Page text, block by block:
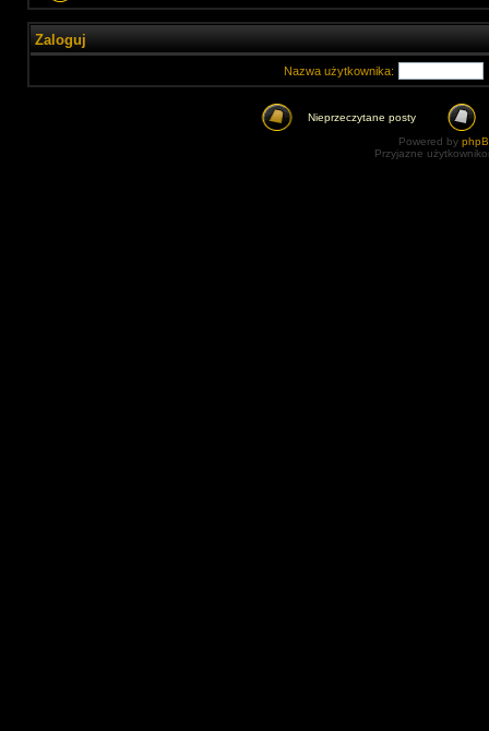
Zaloguj
Nazwa użytkownika:
Nieprzeczytane posty
Powered by
Przyjazne